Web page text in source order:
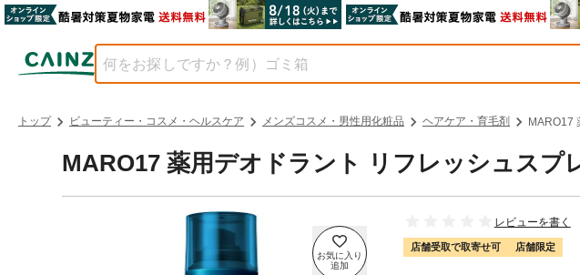
トップ ビューティー・コスメ・ヘルスケア メンズコスメ・男性用化粧品 ヘアケア・育毛剤 MARO17
MARO17 薬用デオドラント リフレッシュスプ
レビューを書く
店舗受取で取寄せ可 店舗限定